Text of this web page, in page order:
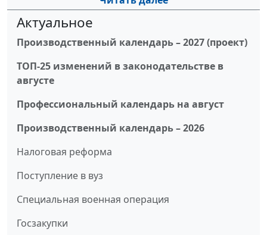
Актуальное
Производственный календарь – 2027 (проект)
ТОП-25 изменений в законодательстве в
августе
Профессиональный календарь на август
Производственный календарь – 2026
Налоговая реформа
Поступление в вуз
Специальная военная операция
Госзакупки